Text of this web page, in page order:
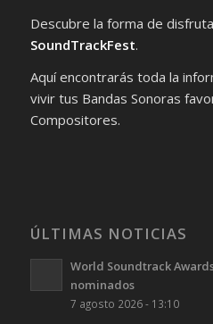
Descubre la forma de
SoundTrackFest.
Aquí encontrarás toda la
vivir tus Bandas Sonoras
Compositores.
ÚLTIMAS NOTICIAS
World Soundtrack
nominados
7 agosto 2026 - 13:10